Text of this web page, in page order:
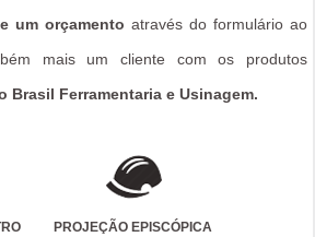
um orçamento através do formulário ao
mais um cliente com os produtos
Brasil Ferramentaria e Usinagem.
PROJEÇÃO EPISCÓPICA